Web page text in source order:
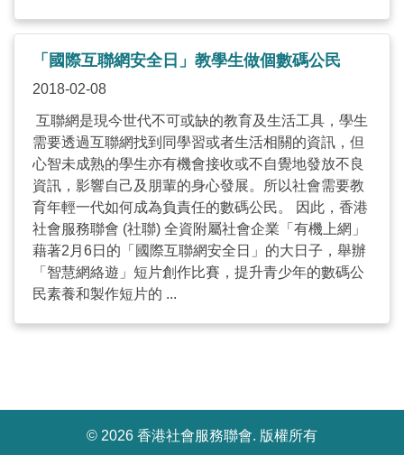
「國際互聯網安全日」教學生做個數碼公民
2018-02-08
互聯網是現今世代不可或缺的教育及生活工具，學生
需要透過互聯網找到同學習或者生活相關的資訊，但
心智未成熟的學生亦有機會接收或不自覺地發放不良
資訊，影響自己及朋輩的身心發展。所以社會需要教
育年輕一代如何成為負責任的數碼公民。 因此，香港
社會服務聯會 (社聯) 全資附屬社會企業「有機上網」
藉著2月6日的「國際互聯網安全日」的大日子，舉辦
「智慧網絡遊」短片創作比賽，提升青少年的數碼公
民素養和製作短片的 ...
© 2026 香港社會服務聯會. 版權所有